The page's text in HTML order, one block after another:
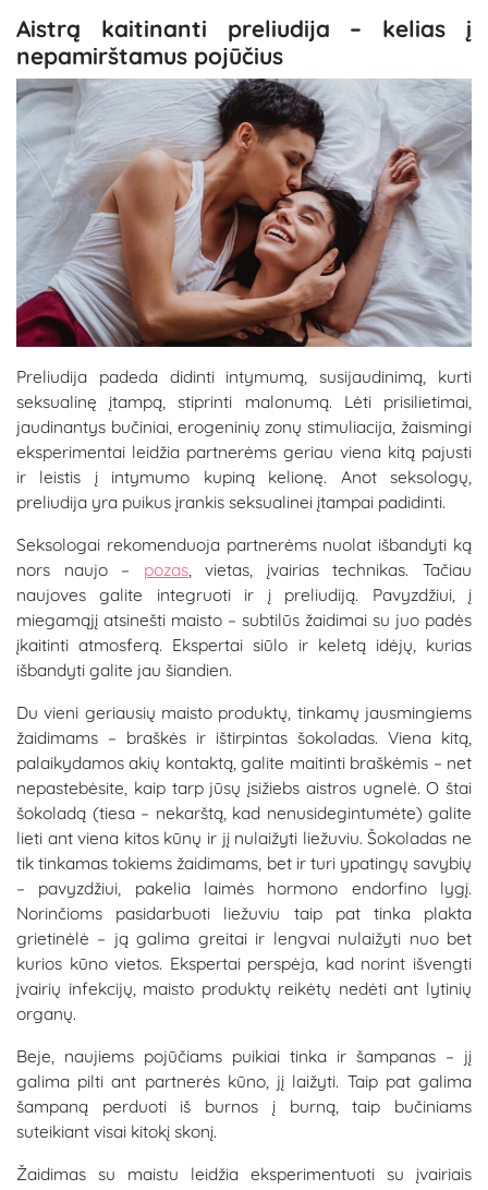
Aistrą kaitinanti preliudija – kelias į
nepamirštamus pojūčius
Preliudija padeda didinti intymumą, susijaudinimą, kurti
seksualinę įtampą, stiprinti malonumą. Lėti prisilietimai,
jaudinantys bučiniai, erogeninių zonų stimuliacija, žaismingi
eksperimentai leidžia partnerėms geriau viena kitą pajusti
ir leistis į intymumo kupiną kelionę. Anot seksologų,
preliudija yra puikus įrankis seksualinei įtampai padidinti.
Seksologai rekomenduoja partnerėms nuolat išbandyti ką
nors naujo – pozas, vietas, įvairias technikas. Tačiau
naujoves galite integruoti ir į preliudiją. Pavyzdžiui, į
miegamąjį atsinešti maisto – subtilūs žaidimai su juo padės
įkaitinti atmosferą. Ekspertai siūlo ir keletą idėjų, kurias
išbandyti galite jau šiandien.
Du vieni geriausių maisto produktų, tinkamų jausmingiems
žaidimams – braškės ir ištirpintas šokoladas. Viena kitą,
palaikydamos akių kontaktą, galite maitinti braškėmis – net
nepastebėsite, kaip tarp jūsų įsižiebs aistros ugnelė. O štai
šokoladą (tiesa – nekarštą, kad nenusidegintumėte) galite
lieti ant viena kitos kūnų ir jį nulaižyti liežuviu. Šokoladas ne
tik tinkamas tokiems žaidimams, bet ir turi ypatingų savybių
– pavyzdžiui, pakelia laimės hormono endorfino lygį.
Norinčioms pasidarbuoti liežuviu taip pat tinka plakta
grietinėlė – ją galima greitai ir lengvai nulaižyti nuo bet
kurios kūno vietos. Ekspertai perspėja, kad norint išvengti
įvairių infekcijų, maisto produktų reikėtų nedėti ant lytinių
organų.
Beje, naujiems pojūčiams puikiai tinka ir šampanas – jį
galima pilti ant partnerės kūno, jį laižyti. Taip pat galima
šampaną perduoti iš burnos į burną, taip bučiniams
suteikiant visai kitokį skonį.
Žaidimas su maistu leidžia eksperimentuoti su įvairiais